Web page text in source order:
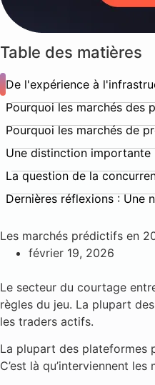
Table des matières
De l'expérience à
Pourquoi les marchés des
Pourquoi les marchés de
Une distinction
La question de la
Dernières réflexions : Une
Les marchés prédictifs en
février 19, 2026
Le secteur du courtage
règles du jeu. La plupart
les traders actifs.
La plupart des plateformes
C’est là qu’interviennent